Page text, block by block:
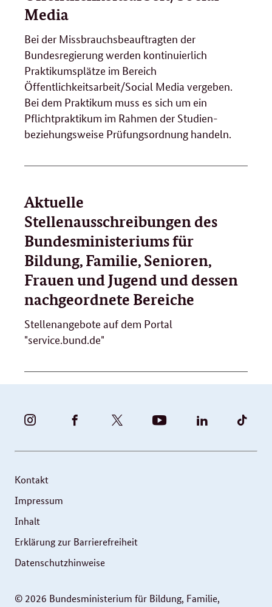
Media
Bei der Missbrauchsbeauftragten der
Bundesregierung werden kontinuierlich
Praktikumsplätze im Bereich
Öffentlichkeitsarbeit/Social Media vergeben.
Bei dem Praktikum muss es sich um ein
Pflichtpraktikum im Rahmen der Studien-
beziehungsweise Prüfungsordnung handeln.
Aktuelle
Stellenausschreibungen des
Bundesministeriums für
Bildung, Familie, Senioren,
Frauen und Jugend und dessen
nachgeordnete Bereiche
Stellenangebote auf dem Portal
"service.bund.de"
BUNDESFAMILIENMINISTERIUM
INSTAGRAM
UND
VIDEOS
BUNDESFAMILIENMINISTERIUM
FACEBOOK
FAMILIENMINISTERIUM
|
BMBFSFJ
YOUTUBE
BMFSFJ
LINKEDIN
© 2026 Bundesministerium für Bildung, Familie,
Kontakt
Impressum
Inhalt
Erklärung zur Barrierefreiheit
Datenschutzhinweise